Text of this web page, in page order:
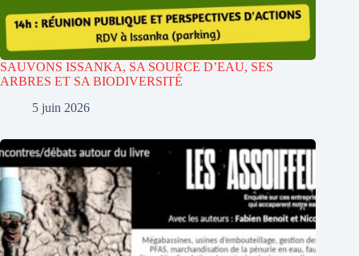
SAUVONS ISSANKA, SA SOURCE D’EAU, SES
ARBRES ET SA BIODIVERSITÉ
5 juin 2026